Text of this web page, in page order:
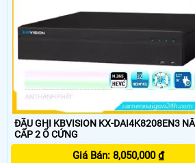
ĐẦU GHI KBVISION KX-DAI4K8208EN3 NÂNG
CẤP 2 Ổ CỨNG
Giá Bán: 8,050,000 ₫